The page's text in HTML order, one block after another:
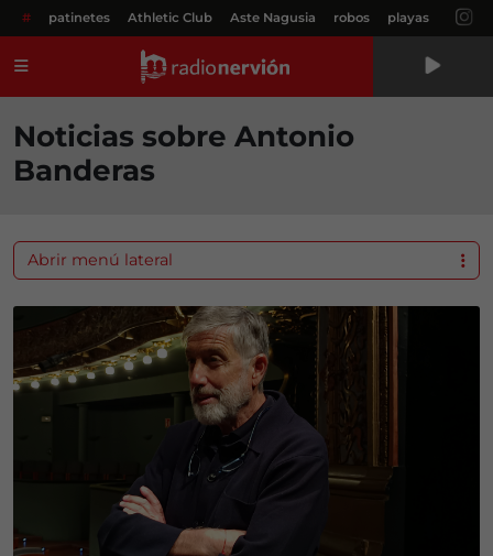
# patinetes Athletic Club Aste Nagusia robos playas
Noticias sobre Antonio
Banderas
Abrir menú lateral